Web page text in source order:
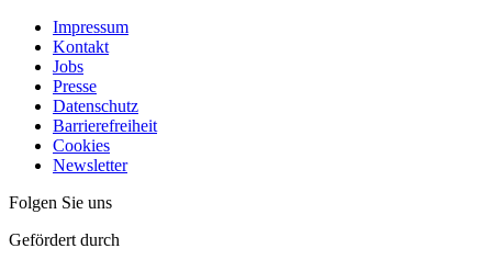
Impressum
Kontakt
Jobs
Presse
Datenschutz
Barrierefreiheit
Cookies
Newsletter
Folgen Sie uns
Gefördert durch